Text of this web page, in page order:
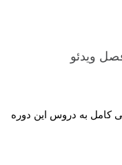
ویدئو
به دروس این دوره